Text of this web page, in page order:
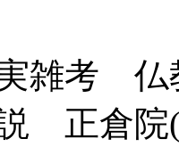
雑考
正倉